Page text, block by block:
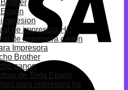
de impresora HP
de impresora canon
Impresora
Brother
canon
de Tinta Epson
para impresora hp